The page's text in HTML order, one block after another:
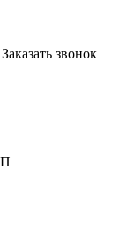
Заказать звонок